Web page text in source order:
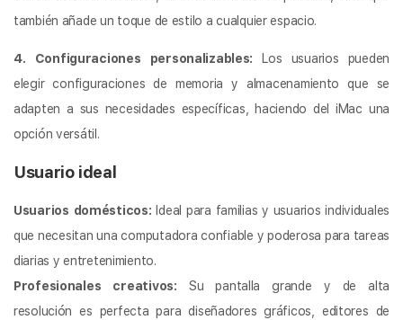
también añade un toque de estilo a cualquier espacio.
4. Configuraciones personalizables: Los usuarios pueden
elegir configuraciones de memoria y almacenamiento que se
adapten a sus necesidades específicas, haciendo del iMac una
opción versátil.
Usuario ideal
Usuarios domésticos: Ideal para familias y usuarios individuales
que necesitan una computadora confiable y poderosa para tareas
diarias y entretenimiento.
Profesionales creativos: Su pantalla grande y de alta
resolución es perfecta para diseñadores gráficos, editores de